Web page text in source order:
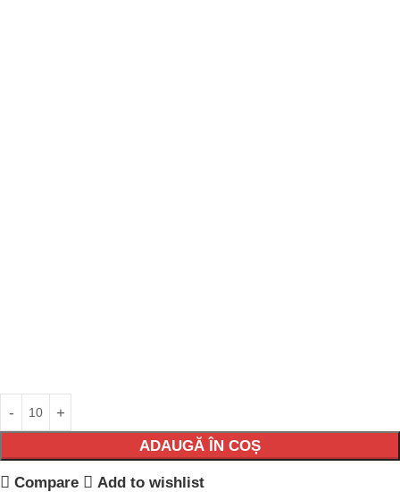
ADAUGĂ ÎN COȘ
Compare
Add to wishlist